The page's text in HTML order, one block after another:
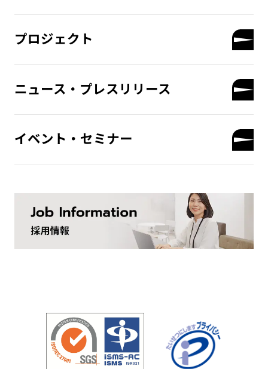
プロジェクト
ニュース・プレスリリース
イベント・セミナー